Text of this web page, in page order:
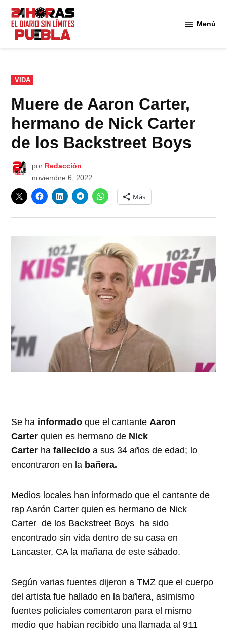
Saltar
contenido
Menú
PUBLICADO
EN
VIDA
Muere de Aaron Carter,
hermano de Nick Carter
de los Backstreet Boys
por Redacción
noviembre 6, 2022
Más
Se ha informado que el cantante Aaron
Carter quien es hermano de Nick
Carter hafallecido a sus 34 años de edad; lo
encontraron en la bañera.
Medios locales han informado que el cantante de
rap Aarón Carter quien es hermano de Nick
Carter de los Backstreet Boys ha sido
encontrado sin vida dentro de su casa en
Lancaster, CA la mañana de este sábado.
Según varias fuentes dijeron a TMZ que el cuerpo
del artista fue hallado en la bañera, asimismo
fuentes policiales comentaron para el mismo
medio que habían recibido una llamada al 911